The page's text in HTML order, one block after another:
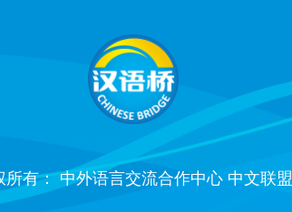
所有： 中外语言交流合作中心 中文联盟